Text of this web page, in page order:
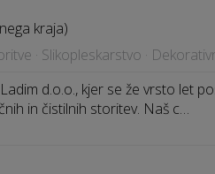
kraja)
· Slikopleskarstvo ·
d.o.o., kjer se že vrsto let
in čistilnih storitev. Naš c…